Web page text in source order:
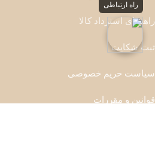
راهنمای استرداد کالا
ثبت شکایت
سیاست حریم خصوصی
قوانین و مقررات
راه ارتباطی